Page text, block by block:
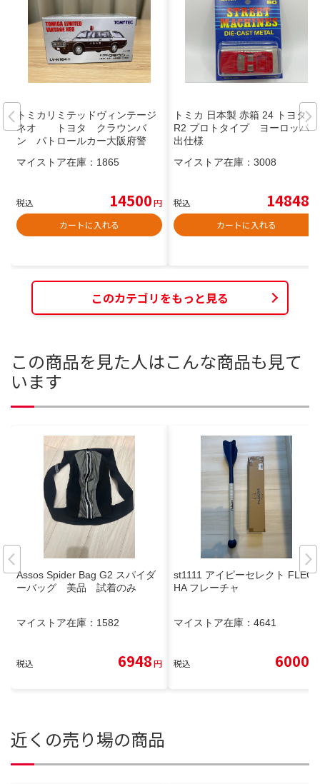
トミカリミテッドヴィンテージ
ネオ トヨタ クラウンバ
ン パトロールカー大阪府警
マイストア在庫： 1865
税込 14500円
カートに入れる
トミカ 日本製 赤箱 24 トヨタ M
R2 プロトタイプ ヨーロッパ輸
出仕様
マイストア在庫： 3008
税込 14848
カートに入れる
このカテゴリをもっと見る
この商品を見た人はこんな商品も見て
います
Assos Spider Bag G2 スパイダ
ーバッグ 美品 試着のみ
マイストア在庫： 1582
税込 6948円
st1111 アイピーセレクト FLEC
HA フレーチャ
マイストア在庫： 4641
税込 6000
近くの売り場の商品